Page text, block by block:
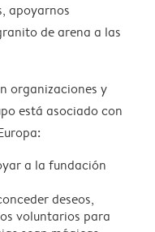
apoyarnos
de arena a las
organizaciones y
está asociado con
a la fundación
deseos,
voluntarios para